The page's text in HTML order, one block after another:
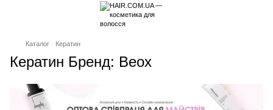
Каталог Кератин
Кератин Бренд: Beox